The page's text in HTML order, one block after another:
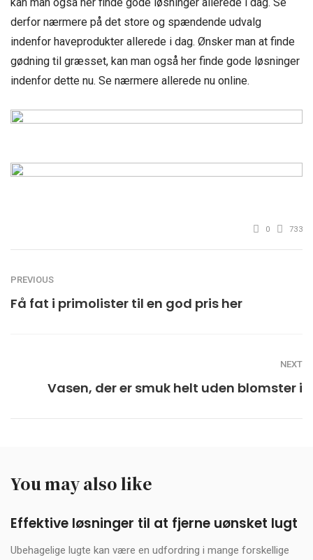
derfor nærmere på det store og spændende udvalg
indenfor haveprodukter allerede i dag. Ønsker man at finde
gødning til græsset, kan man også her finde gode løsninger
indenfor dette nu. Se nærmere allerede nu online.
0 733
PREVIOUS
Få fat i primolister til en god pris her
NEXT
Vasen, der er smuk helt uden blomster i
You may also like
Effektive løsninger til at fjerne uønsket lugt
Ubehagelige lugte kan være en udfordring i mange forskellige